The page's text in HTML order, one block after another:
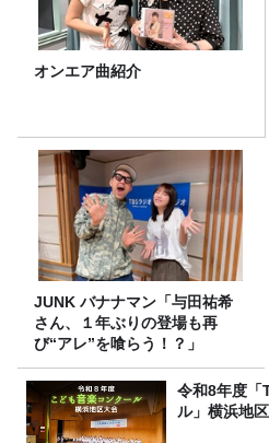
オンエア曲紹介
JUNK バナナマン「与田祐希
さん、１年ぶりの登場も再
び“アレ”を喰らう！？」
令和8年度「
ル」横浜地